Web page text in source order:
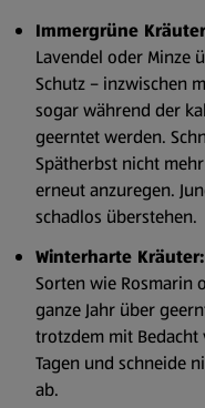
Immergrüne
Lavendel oder Minze
Schutz – inzwischen
sogar während der
geerntet werden.
Spätherbst nicht
erneut anzuregen.
schadlos überstehen.
Winterharte Kräuter:
Sorten wie Rosmarin
ganze Jahr über
trotzdem mit
Tagen und schneide
ab.